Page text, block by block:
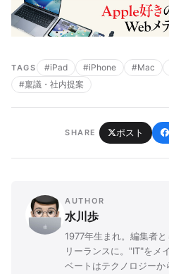
TAGS #iPad #iPhone #Mac
#稟議・社内提案
SHARE ポスト
AUTHOR
水川歩
1977年生まれ。編集者
リーランスに。"IT"をメ
ベートはテクノロジーか